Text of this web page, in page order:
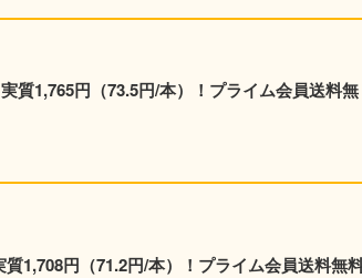
質1,765円（73.5円/本）！プライム会員送料無
1,708円（71.2円/本）！プライム会員送料無